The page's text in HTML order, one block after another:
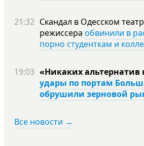
21:32 Скандал в Одесском
режиссера обвинили в
порно студенткам и
19:03 «Никаких альтернатив
удары по портам
обрушили зерновой
Все новости →